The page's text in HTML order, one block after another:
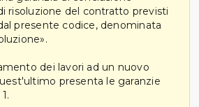
risoluzione del contratto previsti
presente codice, denominata
dei lavori ad un nuovo
presenta le garanzie